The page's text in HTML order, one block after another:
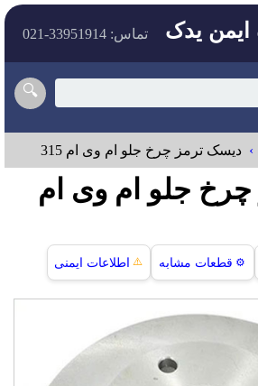
ایمن یدک تماس: 33951914-021
🔍
ديسک ترمز چرخ جلو ام وی ام 315
جلو ام وی ام
⚙️ قطعات مشابه ⚠️ اطلاعات ایمنی